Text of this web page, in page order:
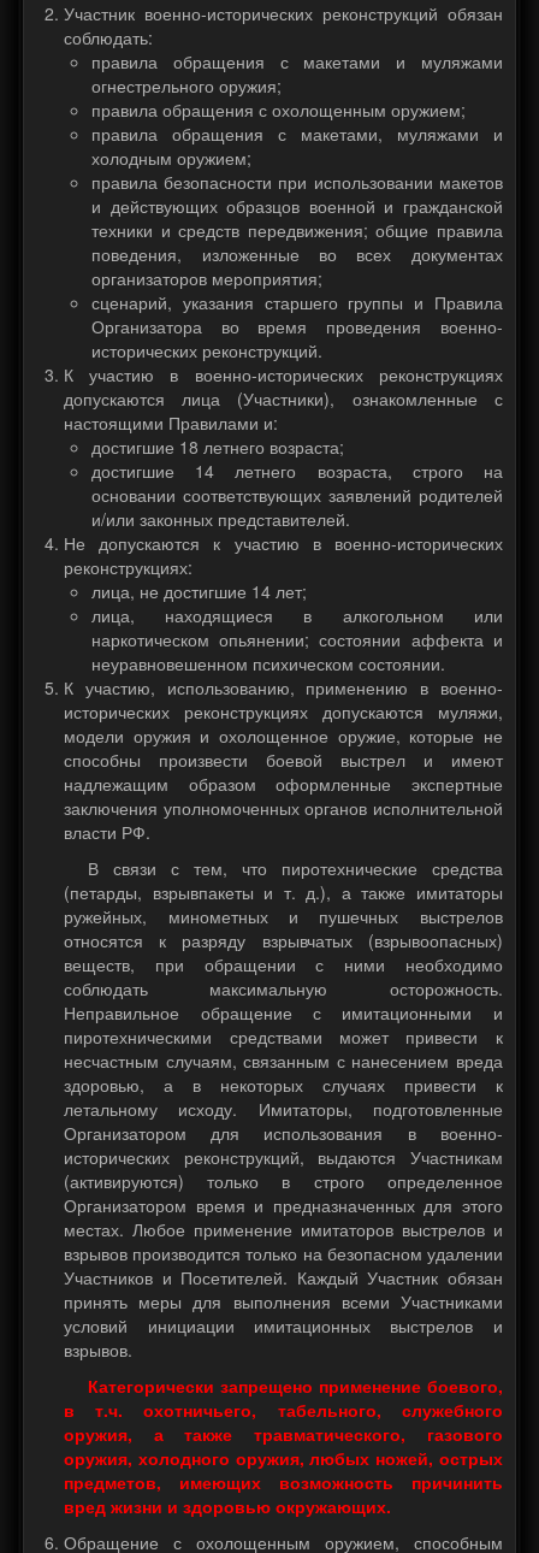
Участник военно-исторических реконструкций обязан
соблюдать:
правила обращения с макетами и муляжами
огнестрельного оружия;
правила обращения с охолощенным оружием;
правила обращения с макетами, муляжами и
холодным оружием;
правила безопасности при использовании макетов
и действующих образцов военной и гражданской
техники и средств передвижения; общие правила
поведения, изложенные во всех документах
организаторов мероприятия;
сценарий, указания старшего группы и Правила
Организатора во время проведения военно-
исторических реконструкций.
К участию в военно-исторических реконструкциях
допускаются лица (Участники), ознакомленные с
настоящими Правилами и:
достигшие 18 летнего возраста;
достигшие 14 летнего возраста, строго на
основании соответствующих заявлений родителей
и/или законных представителей.
Не допускаются к участию в военно-исторических
реконструкциях:
лица, не достигшие 14 лет;
лица, находящиеся в алкогольном или
наркотическом опьянении; состоянии аффекта и
неуравновешенном психическом состоянии.
К участию, использованию, применению в военно-
исторических реконструкциях допускаются муляжи,
модели оружия и охолощенное оружие, которые не
способны произвести боевой выстрел и имеют
надлежащим образом оформленные экспертные
заключения уполномоченных органов исполнительной
власти РФ.
В связи с тем, что пиротехнические средства
(петарды, взрывпакеты и т. д.), а также имитаторы
ружейных, минометных и пушечных выстрелов
относятся к разряду взрывчатых (взрывоопасных)
веществ, при обращении с ними необходимо
соблюдать максимальную осторожность.
Неправильное обращение с имитационными и
пиротехническими средствами может привести к
несчастным случаям, связанным с нанесением вреда
здоровью, а в некоторых случаях привести к
летальному исходу. Имитаторы, подготовленные
Организатором для использования в военно-
исторических реконструкций, выдаются Участникам
(активируются) только в строго определенное
Организатором время и предназначенных для этого
местах. Любое применение имитаторов выстрелов и
взрывов производится только на безопасном удалении
Участников и Посетителей. Каждый Участник обязан
принять меры для выполнения всеми Участниками
условий инициации имитационных выстрелов и
взрывов.
Категорически запрещено применение боевого,
в т.ч. охотничьего, табельного, служебного
оружия, а также травматического, газового
оружия, холодного оружия, любых ножей, острых
предметов, имеющих возможность причинить
вред жизни и здоровью окружающих.
Обращение с охолощенным оружием, способным